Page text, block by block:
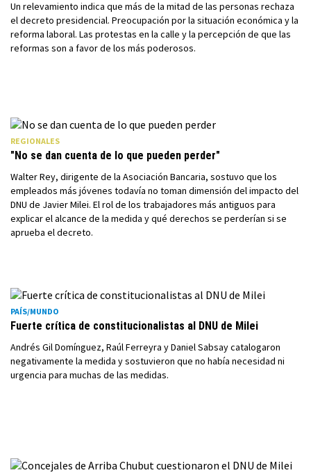
Un relevamiento indica que más de la mitad de las personas rechaza
el decreto presidencial. Preocupación por la situación económica y la
reforma laboral. Las protestas en la calle y la percepción de que las
reformas son a favor de los más poderosos.
REGIONALES
"No se dan cuenta de lo que pueden perder"
Walter Rey, dirigente de la Asociación Bancaria, sostuvo que los
empleados más jóvenes todavía no toman dimensión del impacto del
DNU de Javier Milei. El rol de los trabajadores más antiguos para
explicar el alcance de la medida y qué derechos se perderían si se
aprueba el decreto.
PAÍS/MUNDO
Fuerte crítica de constitucionalistas al DNU de Milei
Andrés Gil Domínguez, Raúl Ferreyra y Daniel Sabsay catalogaron
negativamente la medida y sostuvieron que no había necesidad ni
urgencia para muchas de las medidas.